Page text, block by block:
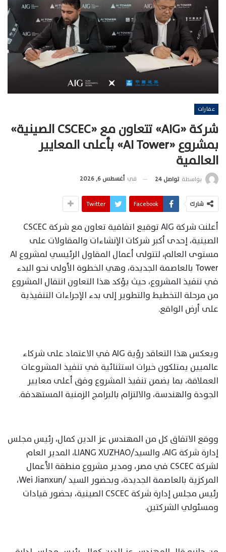
عقارات
شركة «AIG» تتعاون مع «CSCEC الصينية»
بمشروع «AI Tower» بأعلى المعايير
العالمية
بواسطة تواصل 24 في أغسطس 6, 2026
شارك Facebook
Twitter
أعلنت شركة AIG توقيع اتفاقية تعاون مع شركة CSCEC
الصينية، إحدى أكبر شركات الإنشاءات والمقاولات على
مستوى العالم، لتتولى أعمال المقاول الرئيسي لمشروع AI
Tower بالعاصمة الجديدة، وهي الخطوة الأولى نحو البدء
في تنفيذ المشروع، حيث يؤكد هذا التعاون انتقال المشروع
من مرحلة التخطيط والتطوير إلى بدء الإجراءات التنفيذية
على أرض الواقع.
ويعكس هذا التعاقد رؤية AIG في الاعتماد على شركاء
عالميين يمتلكون خبرات استثنائية في تنفيذ المشروعات
العملاقة، بما يضمن تنفيذ المشروع وفق أعلى معايير
الجودة والهندسة، والالتزام بالبرامج الزمنية المستهدفة.
ووقع الاتفاق كل من المهندس عز الدين كمال، رئيس مجلس
إدارة شركة AIG، والسيد/LIANG XUZHAO، المدير العام
لشركة CSCEC في مصر، ومدير مشروع منطقة الأعمال
المركزية بالعاصمة الجديدة، وبحضور السيد /Wei Jianxun،
رئيس مجلس إدارة شركة CSCEC الصينية، بحضور قيادات
ومسئولي الشركتين.